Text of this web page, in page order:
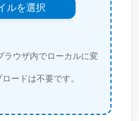
ルを選択
ラウザ内でローカルに変
ードは不要です。